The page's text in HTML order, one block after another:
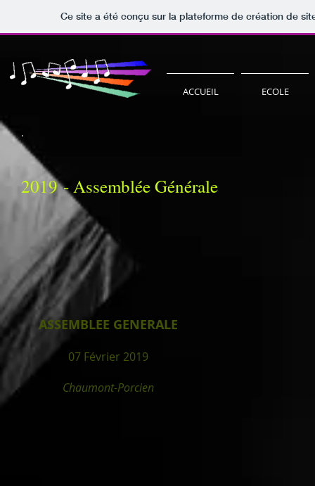
Ce site a été conçu sur la plateforme de création de
ACCUEIL ECOLE
.
2019 - Assemblée Générale
ASSEMBLEE GENERALE
07 Février 2019
Chaumont-Porcien